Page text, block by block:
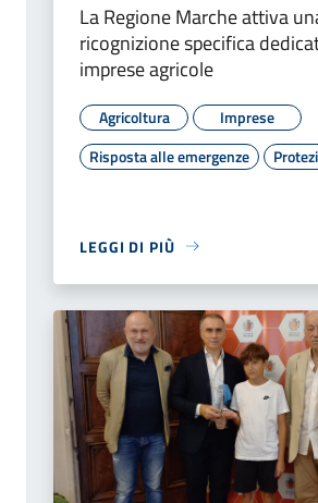
La Regione Marche attiva
ricognizione specifica
imprese agricole
Agricoltura
Imprese
Risposta alle emergenze
LEGGI DI PIÙ